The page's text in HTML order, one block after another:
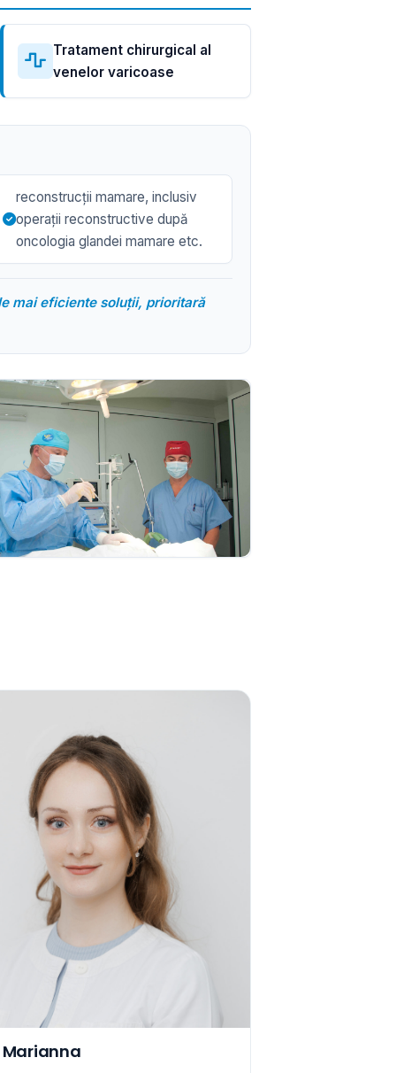
Tratament chirurgical al
venelor varicoase
reconstrucții mamare, inclusiv
operații reconstructive după
oncologia glandei mamare etc.
mai eficiente soluții, prioritară